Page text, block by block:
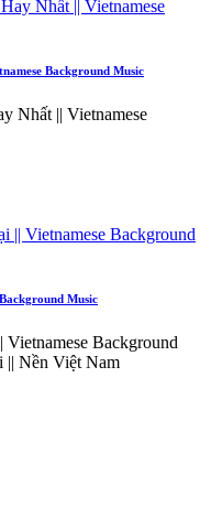
Background Music
Nhất || Vietnamese
Music
Background
|| Nền Việt Nam